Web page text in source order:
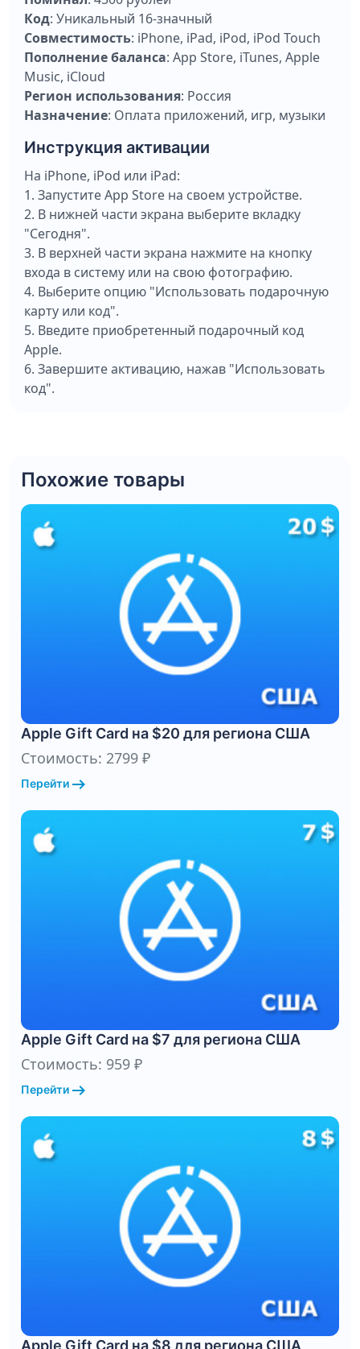
Код: Уникальный 16-значный
Совместимость: iPhone, iPad, iPod, iPod Touch
Пополнение баланса: App Store, iTunes, Apple
Music, iCloud
Регион использования: Россия
Назначение: Оплата приложений, игр, музыки
Инструкция активации
На iPhone, iPod или iPad:
1. Запустите App Store на своем устройстве.
2. В нижней части экрана выберите вкладку
"Сегодня".
3. В верхней части экрана нажмите на кнопку
входа в систему или на свою фотографию.
4. Выберите опцию "Использовать подарочную
карту или код".
5. Введите приобретенный подарочный код
Apple.
6. Завершите активацию, нажав "Использовать
код".
Похожие товары
Apple Gift Card на $20 для региона США
Стоимость: 2799 ₽
Перейти arrow_right_alt
Apple Gift Card на $7 для региона США
Стоимость: 959 ₽
Перейти arrow_right_alt
Apple Gift Card на $8 для региона США